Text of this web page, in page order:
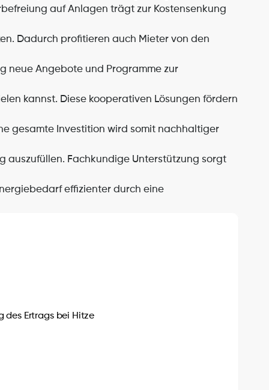
auf Anlagen trägt zur Kostensenkung
Dadurch profitieren auch Mieter von den
neue Angebote und Programme zur
kannst. Diese kooperativen Lösungen fördern
gesamte Investition wird somit nachhaltiger
auszufüllen. Fachkundige Unterstützung sorgt
effizienter durch eine
des Ertrags bei Hitze